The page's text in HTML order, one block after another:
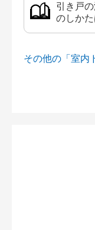
引き戸
のしかた
その他の「室内